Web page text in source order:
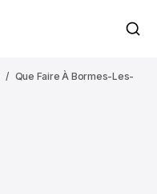
Que Faire À Bormes-Les-